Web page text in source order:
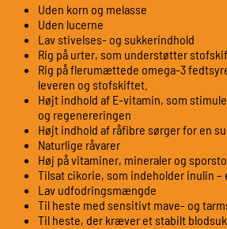
Uden korn og melasse
Uden lucerne
Lav stivelses- og sukkerindhold
Rig på urter, som understøtter
Rig på flerumættede omega-3
leveren og stofskiftet.
Højt indhold af E-vitamin, som
og regenereringen
Højt indhold af råfibre sørger for en
Naturlige råvarer
Høj på vitaminer, mineraler og
Tilsat cikorie, som indeholder inulin
Lav udfodringsmængde
Til heste med sensitivt mave- og
Til heste, der kræver et stabilt